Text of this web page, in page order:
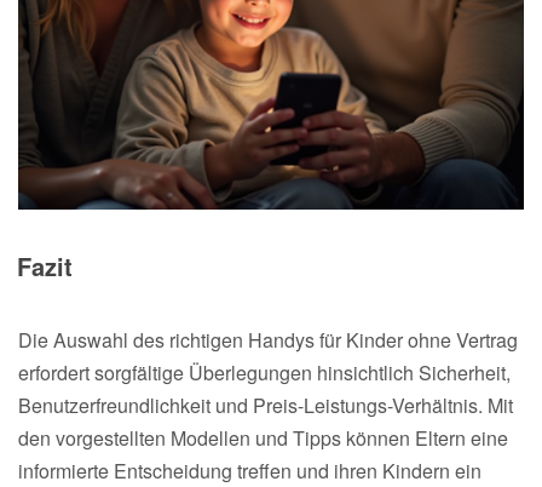
Fazit
Die Auswahl des richtigen Handys für Kinder ohne Vertrag
erfordert sorgfältige Überlegungen hinsichtlich Sicherheit,
Benutzerfreundlichkeit und Preis-Leistungs-Verhältnis. Mit
den vorgestellten Modellen und Tipps können Eltern eine
informierte Entscheidung treffen und ihren Kindern ein